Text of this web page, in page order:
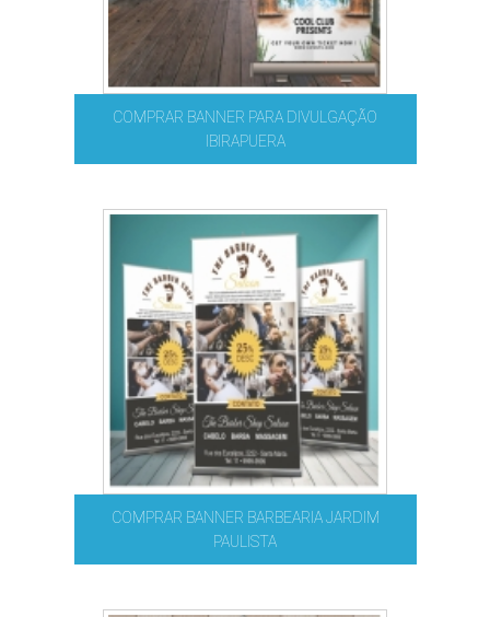
COMPRAR BANNER PARA DIVULGAÇÃO
IBIRAPUERA
COMPRAR BANNER BARBEARIA JARDIM
PAULISTA